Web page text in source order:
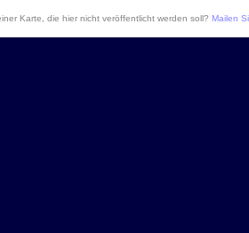
Karte, die hier nicht veröffentlicht werden soll? Mailen